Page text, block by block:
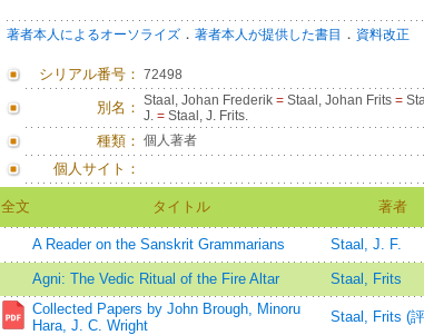
著者本人によるオーソライズ． 著者本人が提供した書目 ． 資料改正
シリアル番号： 72498
別名： Staal, Johan Frederik =Staal, Johan Frits =
J. =Staal, J. Frits.
種類： 個人著者
個人サイト：
全文 タイトル 著者
A Reader on the Sanskrit Grammarians
Staal, J. F.
Agni: The Vedic Ritual of the Fire Altar Staal, Frits
Collected Papers by John Brough, Minoru
Hara, J. C. Wright
Staal, Frits (